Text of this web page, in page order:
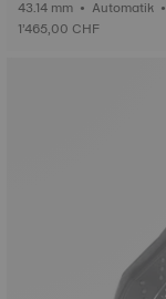
43.14 mm • Automatik • COSC •
Geschmiedetes Carbon
1’465,00 CHF